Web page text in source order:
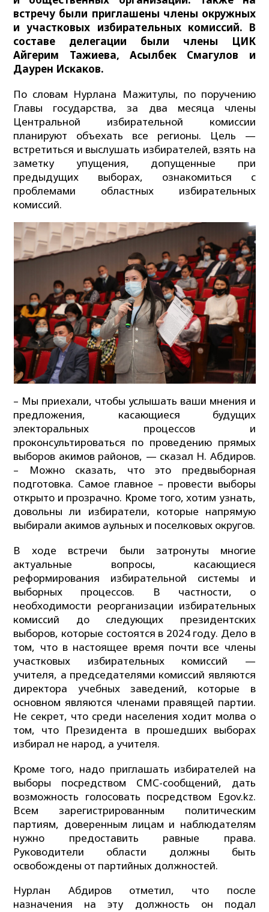
встречу были приглашены члены окружных
и участковых избирательных комиссий. В
составе делегации были члены ЦИК
Айгерим Тажиева, Асылбек Смагулов и
Даурен Искаков.
По словам Нурлана Мажитулы, по поручению
Главы государства, за два месяца члены
Центральной избирательной комиссии
планируют объехать все регионы. Цель —
встретиться и выслушать избирателей, взять на
заметку упущения, допущенные при
предыдущих выборах, ознакомиться с
проблемами областных избирательных
комиссий.
– Мы приехали, чтобы услышать ваши мнения и
предложения, касающиеся будущих
электоральных процессов и
проконсультироваться по проведению прямых
выборов акимов районов, — сказал Н. Абдиров.
– Можно сказать, что это предвыборная
подготовка. Самое главное – провести выборы
открыто и прозрачно. Кроме того, хотим узнать,
довольны ли избиратели, которые напрямую
выбирали акимов аульных и поселковых округов.
В ходе встречи были затронуты многие
актуальные вопросы, касающиеся
реформирования избирательной системы и
выборных процессов. В частности, о
необходимости реорганизации избирательных
комиссий до следующих президентских
выборов, которые состоятся в 2024 году. Дело в
том, что в настоящее время почти все члены
участковых избирательных комиссий —
учителя, а председателями комиссий являются
директора учебных заведений, которые в
основном являются членами правящей партии.
Не секрет, что среди населения ходит молва о
том, что Президента в прошедших выборах
избирал не народ, а учителя.
Кроме того, надо приглашать избирателей на
выборы посредством СМС-сообщений, дать
возможность голосовать посредством Egov.kz.
Всем зарегистрированным политическим
партиям, доверенным лицам и наблюдателям
нужно предоставить равные права.
Руководители области должны быть
освобождены от партийных должностей.
Нурлан Абдиров отметил, что после
назначения на эту должность он подал